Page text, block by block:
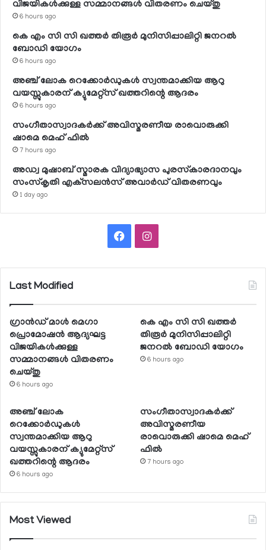
വിജയികള്‍ക്കുള്ള സമ്മാനങ്ങള്‍ വിതരണം ചെയ്തു
6 hours ago
കെ എം സി സി ഖത്തര്‍ തിരൂര്‍ മുനിസിപ്പാലിറ്റി ജനറല്‍
ബോഡി യോഗം
6 hours ago
അഞ്ച് ലോക റെക്കോര്‍ഡുകള്‍ സ്വന്തമാക്കിയ ആറു
വയസ്സുകാരന് ക്യുമേറ്റ്‌സ് ഖത്തറിന്റെ ആദരം
6 hours ago
സംഗീതാസ്വാദകര്‍ക്ക് അവിസ്മരണീയ രാവൊരുക്കി
ഷാമെ മെഹ് ഫില്‍
7 hours ago
അഡ്വ മുഷാബ് സ്മാരക വിദ്യാഭ്യാസ പുരസ്‌കാരദാനവും
സംസ്‌കൃതി എക്‌സലന്‍സ് അവാര്‍ഡ് വിതരണവും
1 day ago
FacebookInstagram
Last Modified
ഗ്രാന്‍ഡ് മാള്‍ മെഗാ
പ്രൊമോഷന്‍ ആദ്യഘട്ട
വിജയികള്‍ക്കുള്ള
സമ്മാനങ്ങള്‍ വിതരണം
ചെയ്തു
6 hours ago
കെ എം സി സി ഖത്തര്‍
തിരൂര്‍ മുനിസിപ്പാലിറ്റി
ജനറല്‍ ബോഡി യോഗം
6 hours ago
അഞ്ച് ലോക
റെക്കോര്‍ഡുകള്‍
സ്വന്തമാക്കിയ ആറു
വയസ്സുകാരന് ക്യുമേറ്റ്‌സ്
ഖത്തറിന്റെ ആദരം
6 hours ago
സംഗീതാസ്വാദകര്‍ക്ക്
അവിസ്മരണീയ
രാവൊരുക്കി ഷാമെ മെഹ്
ഫില്‍
7 hours ago
Most Viewed